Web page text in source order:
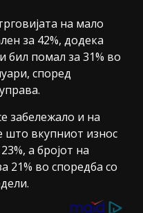
на мало
за 42%, додека
бил помал за 31% во
според
забележало и на
што вкупниот износ
а бројот на
21% во споредба со